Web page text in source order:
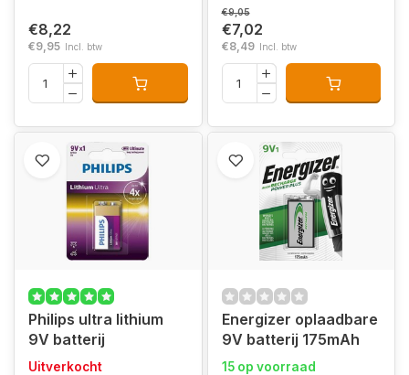
€8,22
€9,95 Incl. btw
€9,05
€7,02
€8,49 Incl. btw
Philips ultra lithium
9V batterij
Uitverkocht
Energizer oplaadbare
9V batterij 175mAh
15 op voorraad